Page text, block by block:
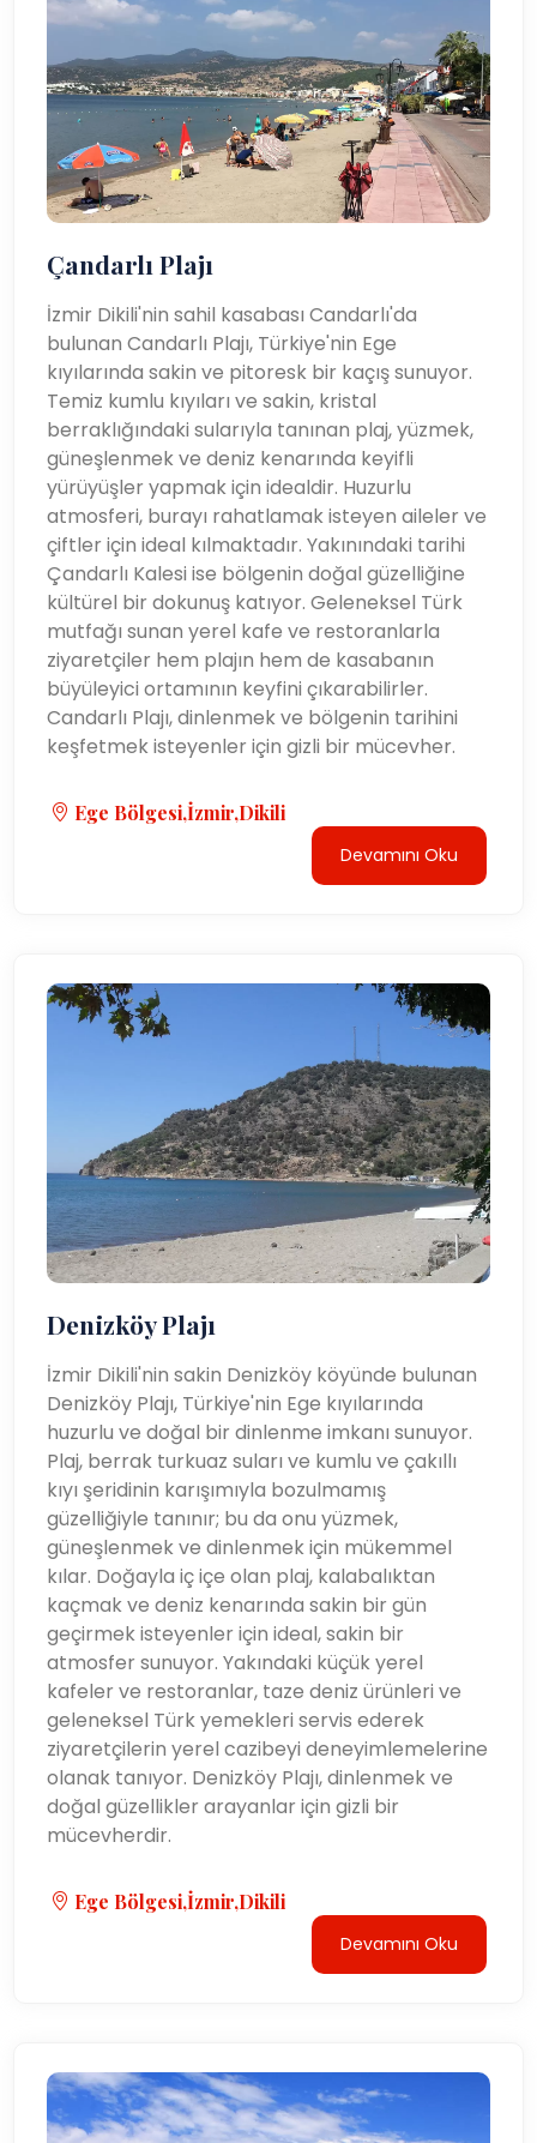
Çandarlı Plajı
İzmir Dikili'nin sahil kasabası Candarlı'da
bulunan Candarlı Plajı, Türkiye'nin Ege
kıyılarında sakin ve pitoresk bir kaçış sunuyor.
Temiz kumlu kıyıları ve sakin, kristal
berraklığındaki sularıyla tanınan plaj, yüzmek,
güneşlenmek ve deniz kenarında keyifli
yürüyüşler yapmak için idealdir. Huzurlu
atmosferi, burayı rahatlamak isteyen aileler ve
çiftler için ideal kılmaktadır. Yakınındaki tarihi
Çandarlı Kalesi ise bölgenin doğal güzelliğine
kültürel bir dokunuş katıyor. Geleneksel Türk
mutfağı sunan yerel kafe ve restoranlarla
ziyaretçiler hem plajın hem de kasabanın
büyüleyici ortamının keyfini çıkarabilirler.
Candarlı Plajı, dinlenmek ve bölgenin tarihini
keşfetmek isteyenler için gizli bir mücevher.
Ege Bölgesi,İzmir,Dikili
Devamını Oku
Denizköy Plajı
İzmir Dikili'nin sakin Denizköy köyünde bulunan
Denizköy Plajı, Türkiye'nin Ege kıyılarında
huzurlu ve doğal bir dinlenme imkanı sunuyor.
Plaj, berrak turkuaz suları ve kumlu ve çakıllı
kıyı şeridinin karışımıyla bozulmamış
güzelliğiyle tanınır; bu da onu yüzmek,
güneşlenmek ve dinlenmek için mükemmel
kılar. Doğayla iç içe olan plaj, kalabalıktan
kaçmak ve deniz kenarında sakin bir gün
geçirmek isteyenler için ideal, sakin bir
atmosfer sunuyor. Yakındaki küçük yerel
kafeler ve restoranlar, taze deniz ürünleri ve
geleneksel Türk yemekleri servis ederek
ziyaretçilerin yerel cazibeyi deneyimlemelerine
olanak tanıyor. Denizköy Plajı, dinlenmek ve
doğal güzellikler arayanlar için gizli bir
mücevherdir.
Ege Bölgesi,İzmir,Dikili
Devamını Oku